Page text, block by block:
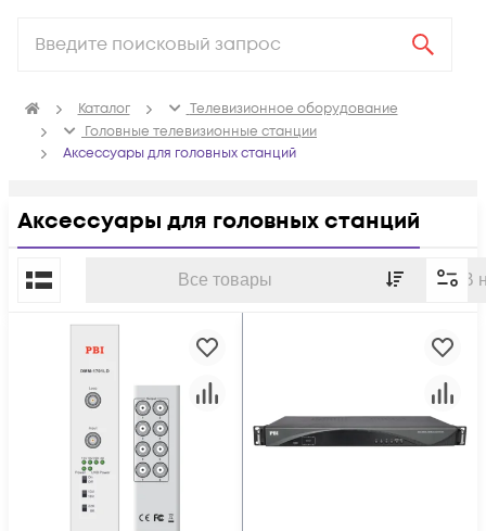
Каталог
Телевизионное оборудование
Головные телевизионные станции
Аксессуары для головных станций
Аксессуары для головных станций
Все товары В
По популярности